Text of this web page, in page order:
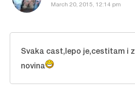
March 20, 2015, 12:14 pm
Svaka cast,lepo je,cestitam i
novina